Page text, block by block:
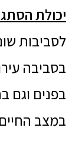
יכולת
לסביבות
בסביבה
בפנים וגם
במצב